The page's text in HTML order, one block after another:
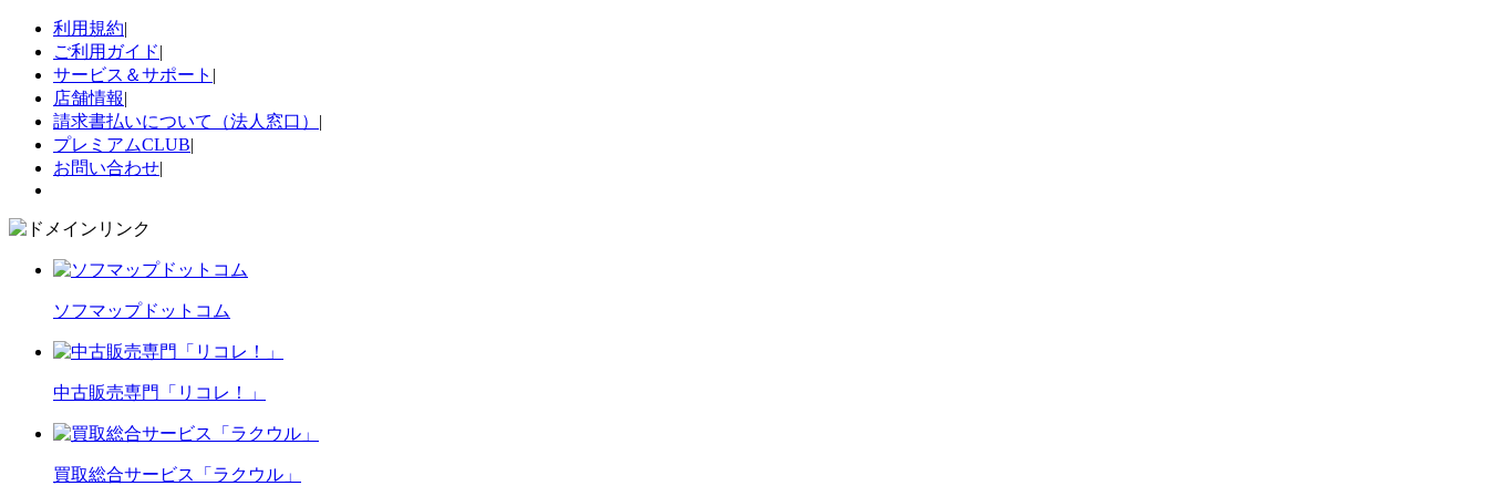
利用規約|
ご利用ガイド|
サービス＆サポート |
店舗情報|
請求書払いについて（法人窓口） |
プレミアムCLUB|
お問い合わせ|
ソフマップドットコム
中古販売専門「リコレ！」
買取総合サービス「ラクウル」